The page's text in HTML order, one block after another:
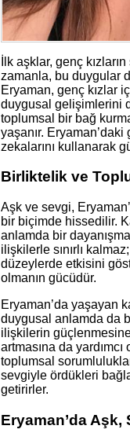
İlk aşklar, genç
zamanla, bu duygular
Eryaman, genç kızlar
duygusal gelişimlerini
toplumsal bir bağ
yaşanır.
zekalarını kullanarak
Birliktelik ve
Aşk ve sevgi,
bir biçimde hissedilir.
anlamda bir
ilişkilerle sınırlı
düzeylerde etkisini
olmanın gücüdür.
Eryaman’da yaşayan
duygusal anlamda da
ilişkilerin
artmasına da
toplumsal
sevgiyle ördükleri
getirirler.
Eryaman’da Aşk,